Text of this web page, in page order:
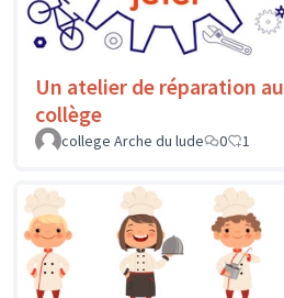
Un atelier de réparation au
collège
college Arche du lude
0 1